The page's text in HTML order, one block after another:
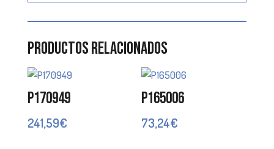
Productos relacionados
P170949
241,59€
P165006
73,24€